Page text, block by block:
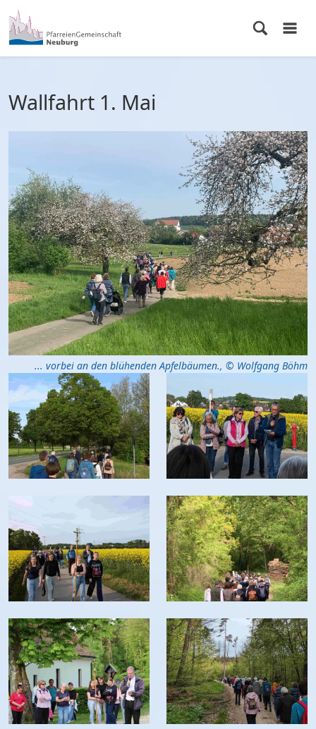
Wallfahrt 1. Mai
... vorbei an den blühenden Apfelbäumen., © Wolfgang Böhm